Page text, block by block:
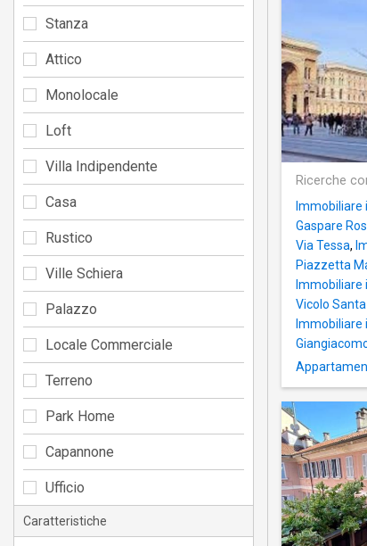
Ricerche
Immobiliare
Gaspare
Via Tessa,
Piazzetta
Vicolo
Immobiliare
Stanza
Attico
Monolocale
Loft
Villa Indipendente
Casa
Rustico
Ville Schiera
Palazzo
Locale Commerciale
Terreno
Park Home
Capannone
Ufficio
Caratteristiche